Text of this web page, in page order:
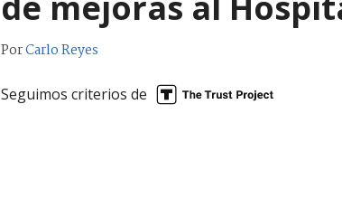
PorCarlo Reyes
Seguimos criterios de